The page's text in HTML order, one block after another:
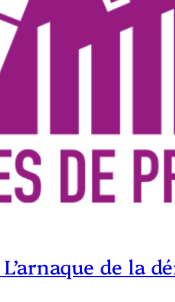
L’arnaque de